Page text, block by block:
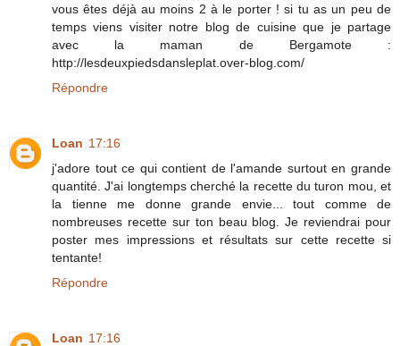
vous êtes déjà au moins 2 à le porter ! si tu as un peu de
temps viens visiter notre blog de cuisine que je partage
avec la maman de Bergamote :
http://lesdeuxpiedsdansleplat.over-blog.com/
Répondre
Loan 17:16
j'adore tout ce qui contient de l'amande surtout en grande
quantité. J'ai longtemps cherché la recette du turon mou, et
la tienne me donne grande envie... tout comme de
nombreuses recette sur ton beau blog. Je reviendrai pour
poster mes impressions et résultats sur cette recette si
tentante!
Répondre
Loan 17:16